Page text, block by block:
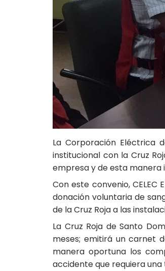
La Corporación Eléctrica
institucional con la Cruz
empresa y de esta manera
Con este convenio,
donación voluntaria de
de la Cruz Roja a las
La Cruz Roja de Santo
meses; emitirá un carnet
manera oportuna los
accidente que requiera una